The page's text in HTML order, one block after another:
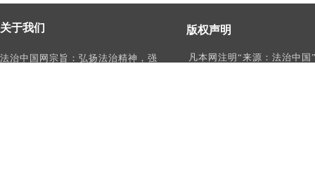
版权声明
凡本网注明“来源：法治中国
关于我们
法治中国网宗旨：弘扬法治精神，强